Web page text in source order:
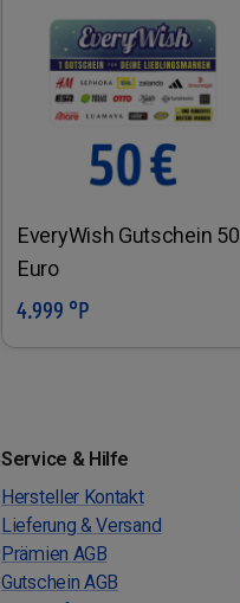
EveryWish Gutschein 50
Euro
In den Warenkorb
4.999 °P
Service & Hilfe
Hersteller Kontakt
Lieferung & Versand
Prämien AGB
Gutschein AGB